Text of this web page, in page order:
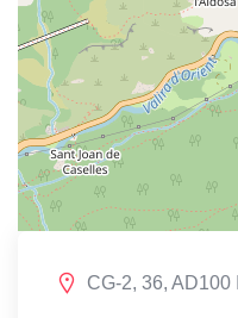
CG-2, 36, AD100